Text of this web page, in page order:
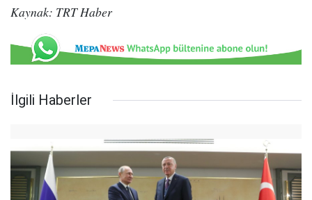
Kaynak: TRT Haber
İlgili Haberler